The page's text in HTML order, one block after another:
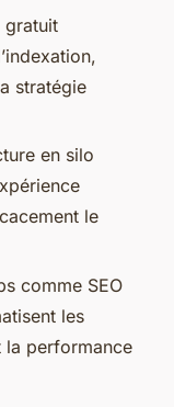
gratuit
stratégie
en silo
le
comme SEO
les
la performance